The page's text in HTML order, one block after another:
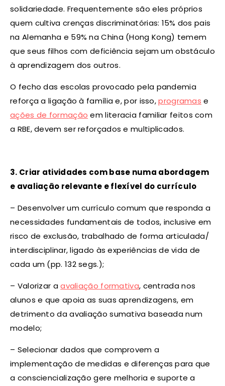
solidariedade. Frequentemente são eles próprios
quem cultiva crenças discriminatórias: 15% dos pais
na Alemanha e 59% na China (Hong Kong) temem
que seus filhos com deficiência sejam um obstáculo
à aprendizagem dos outros.
O fecho das escolas provocado pela pandemia
reforça a ligação à família e, por isso,programas e
ações de formação em literacia familiar feitos com
a RBE, devem ser reforçados e multiplicados.
3. Criar atividades com base numa abordagem
e avaliação relevante e flexível do currículo
– Desenvolver um currículo comum que responda a
necessidades fundamentais de todos, inclusive em
risco de exclusão, trabalhado de forma articulada/
interdisciplinar, ligado às experiências de vida de
cada um (pp. 132 segs.);
– Valorizar aavaliação formativa, centrada nos
alunos e que apoia as suas aprendizagens, em
detrimento da avaliação sumativa baseada num
modelo;
– Selecionar dados que comprovem a
implementação de medidas e diferenças para que
a consciencialização gere melhoria e suporte a